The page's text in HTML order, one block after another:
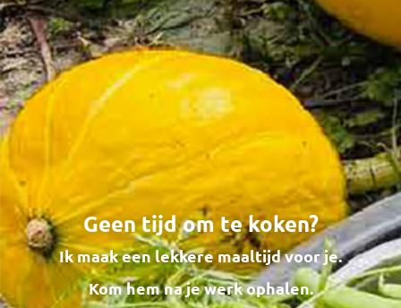
Geen tijd om te koken?
Ik maak een lekkere maaltijd voor je.
Kom hem na je werk ophalen.